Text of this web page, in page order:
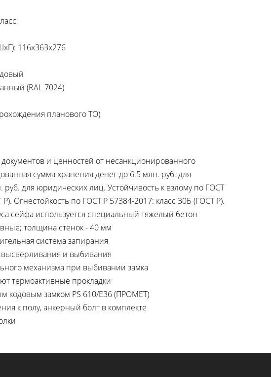
116x363x276
(RAL 7024)
планового ТО)
и ценностей от несанкционированного
сумма хранения денег до 6.5 млн. руб. для
для юридических лиц. Устойчивость к взлому по ГОСТ
Огнестойкость по ГОСТ Р 57384-2017: класс 30Б (ГОСТ Р).
сейфа используется специальный тяжелый бетон
толщина стенок - 40 мм
система запирания
высверливания и выбивания
механизма при выбивании замка
термоактивные прокладки
кодовым замком PS 610/E36 (ПРОМЕТ)
к полу, анкерный болт в комплекте